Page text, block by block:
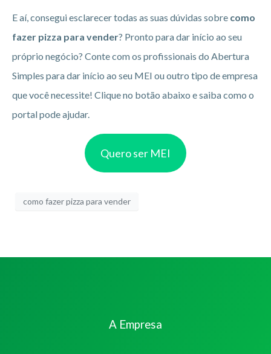
E aí, consegui esclarecer todas as suas dúvidas sobre como
fazer pizza para vender? Pronto para dar início ao seu
próprio negócio? Conte com os profissionais do Abertura
Simples para dar início ao seu MEI ou outro tipo de empresa
que você necessite! Clique no botão abaixo e saiba como o
portal pode ajudar.
Quero ser MEI
como fazer pizza para vender
A Empresa